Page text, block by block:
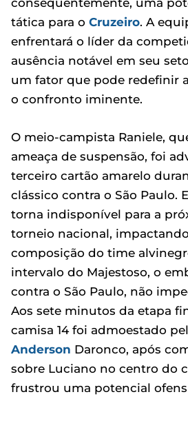
tática para o Cruzeiro. A
enfrentará o líder da
ausência notável em seu
um fator que pode redefinir
o confronto iminente.
O meio-campista Raniele,
ameaça de suspensão, foi
terceiro cartão amarelo
clássico contra o São Paulo.
torna indisponível para a
torneio nacional,
composição do time
intervalo do Majestoso, o
contra o São Paulo, não
Aos sete minutos da etapa
camisa 14 foi admoestado
Anderson Daronco, após
sobre Luciano no centro do
frustrou uma potencial